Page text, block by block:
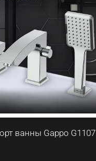
ванны Gappo G1107